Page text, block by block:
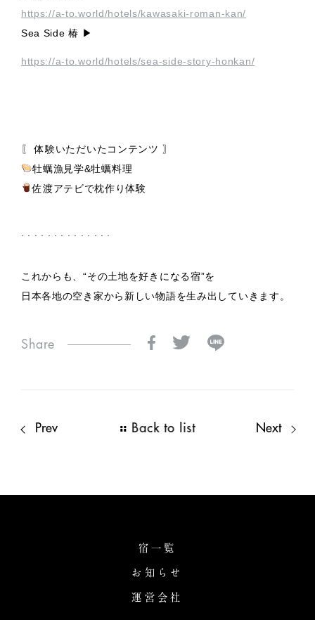
https://a-to.world/hotels/kawasaki-roman-kan/
Sea Side 椿 ▶︎
https://a-to.world/hotels/sea-side-story-honkan/
〖 体験いただいたコンテンツ 〗
牡蠣漁見学&牡蠣料理
佐渡アテビで枕作り体験
これからも、“その土地を好きになる宿”を
日本各地の空き家から新しい物語を生み出していきます。
Share
Prev Back to list Next
宿一覧
お知らせ
運営会社